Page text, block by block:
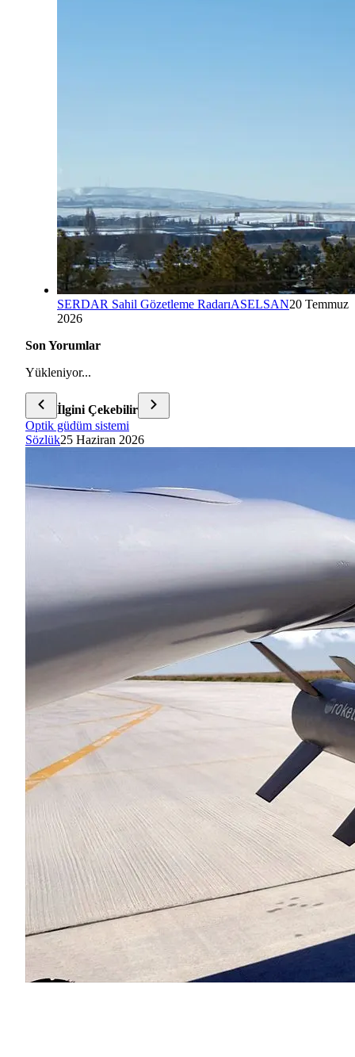
SERDAR Sahil Gözetleme RadarıASELSAN20 Temmuz
2026
Son Yorumlar
Yükleniyor...
İlgini Çekebilir
Optik güdüm sistemi
Sözlük25 Haziran 2026